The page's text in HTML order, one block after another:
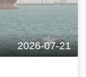
2026-07-21